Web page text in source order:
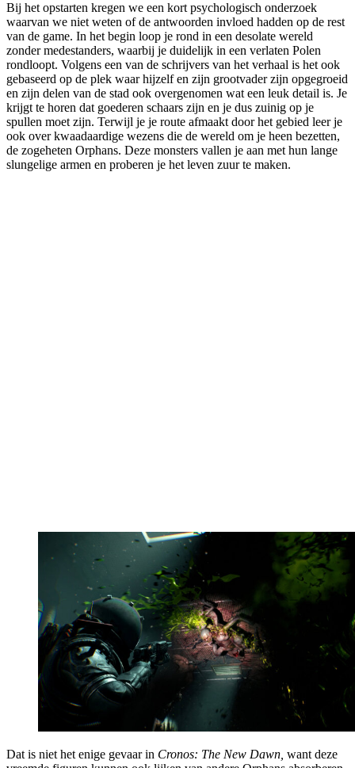
Bij het opstarten kregen we een kort psychologisch onderzoek
waarvan we niet weten of de antwoorden invloed hadden op de rest
van de game. In het begin loop je rond in een desolate wereld
zonder medestanders, waarbij je duidelijk in een verlaten Polen
rondloopt. Volgens een van de schrijvers van het verhaal is het ook
gebaseerd op de plek waar hijzelf en zijn grootvader zijn opgegroeid
en zijn delen van de stad ook overgenomen wat een leuk detail is. Je
krijgt te horen dat goederen schaars zijn en je dus zuinig op je
spullen moet zijn. Terwijl je je route afmaakt door het gebied leer je
ook over kwaadaardige wezens die de wereld om je heen bezetten,
de zogeheten Orphans. Deze monsters vallen je aan met hun lange
slungelige armen en proberen je het leven zuur te maken.
Dat is niet het enige gevaar in Cronos: The New Dawn, want deze